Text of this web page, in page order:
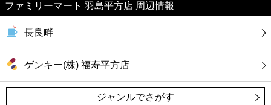
カフェ
ショッピング
ファミリーマート 羽島平方店 周辺情報
長良畔
ゲンキー(株) 福寿平方店
ジャンルでさがす